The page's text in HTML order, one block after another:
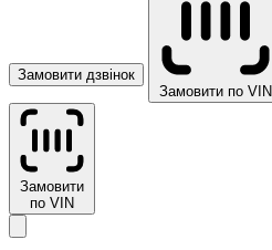
Замовити дзвінок
Замовити по VIN
Замовити
по VIN